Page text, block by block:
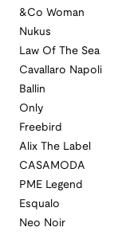
&Co Woman
Nukus
Law Of The Sea
Cavallaro Napoli
Ballin
Only
Freebird
Alix The Label
CASAMODA
PME Legend
Esqualo
Neo Noir